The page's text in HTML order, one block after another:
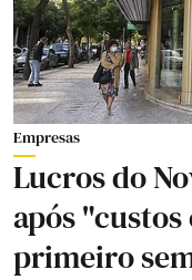
Empresas
Lucros do
após
primeiro